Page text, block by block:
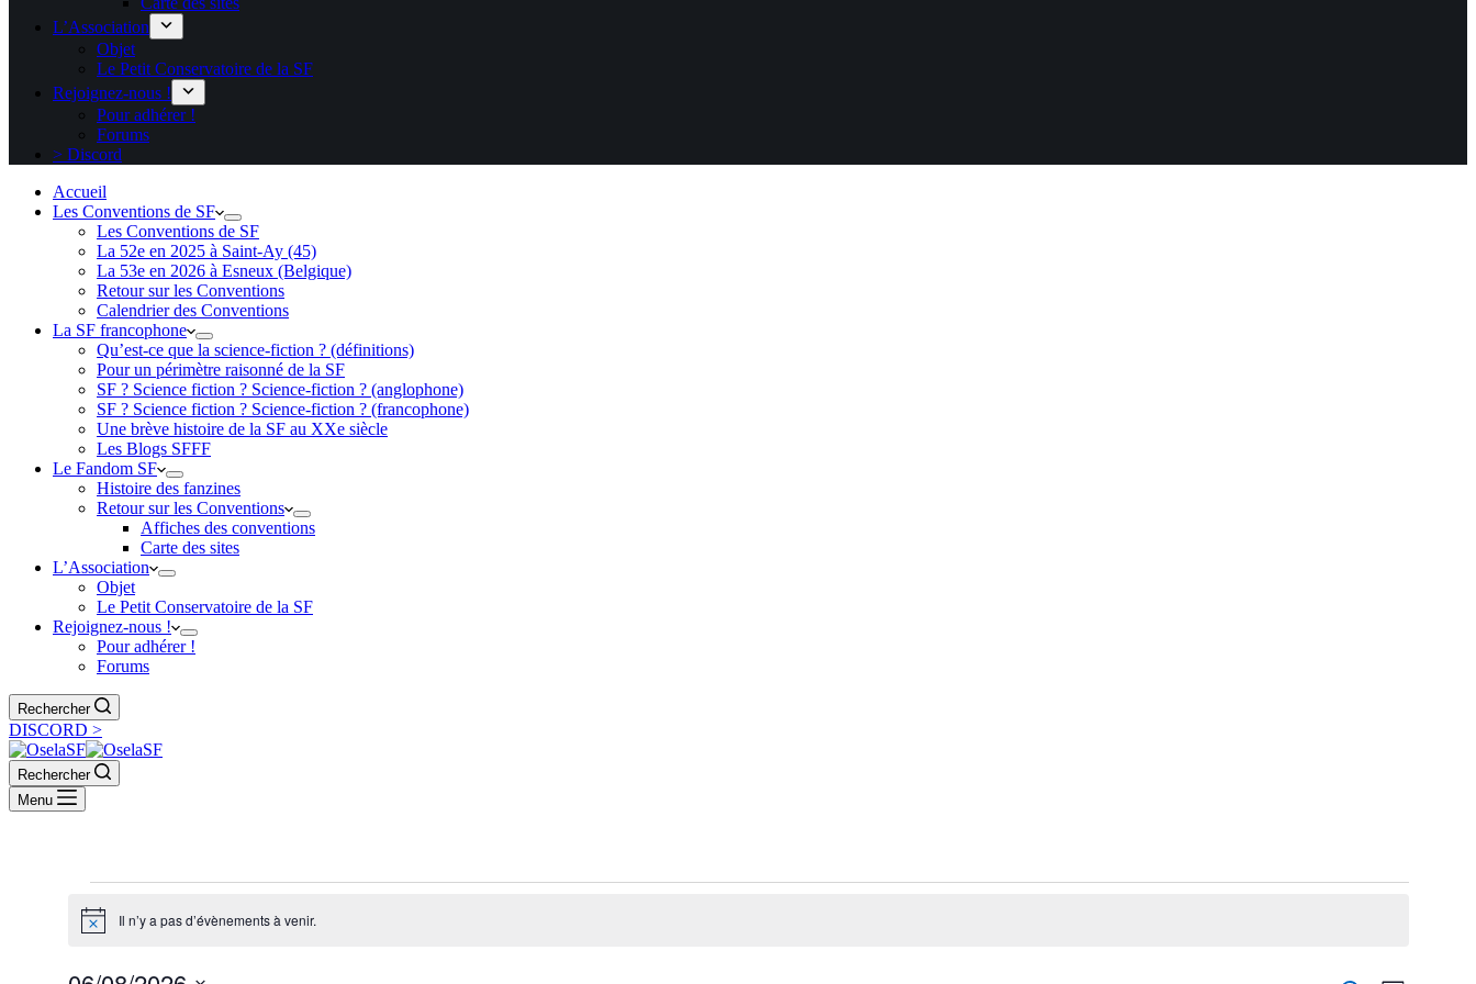
L’Association
Objet
Le Petit Conservatoire de la SF
Rejoignez-nous !
Pour adhérer !
Forums
> Discord
Accueil
Les Conventions de SF
Les Conventions de SF
La 52e en 2025 à Saint-Ay (45)
La 53e en 2026 à Esneux (Belgique)
Retour sur les Conventions
Calendrier des Conventions
La SF francophone
Qu’est-ce que la science-fiction ? (définitions)
Pour un périmètre raisonné de la SF
SF ? Science fiction ? Science-fiction ? (anglophone)
SF ? Science fiction ? Science-fiction ? (francophone)
Une brève histoire de la SF au XXe siècle
Les Blogs SFFF
Le Fandom SF
Histoire des fanzines
Retour sur les Conventions
Affiches des conventions
Carte des sites
L’Association
Objet
Le Petit Conservatoire de la SF
Rejoignez-nous !
Pour adhérer !
Forums
Rechercher
DISCORD >
Rechercher
Menu
Notice Il n’y a pas d’évènements à venir.